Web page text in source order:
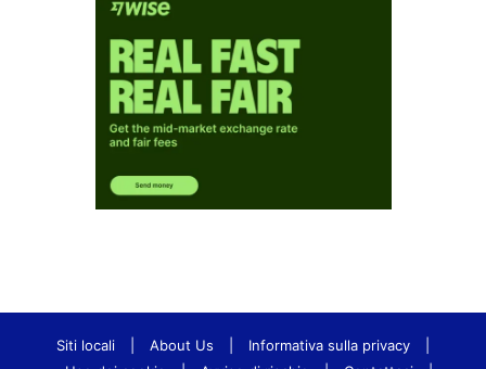
Siti locali About Us Informativa sulla privacy